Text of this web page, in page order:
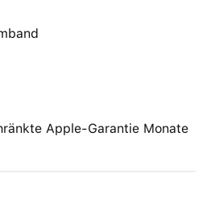
Apple-Garantie Monate